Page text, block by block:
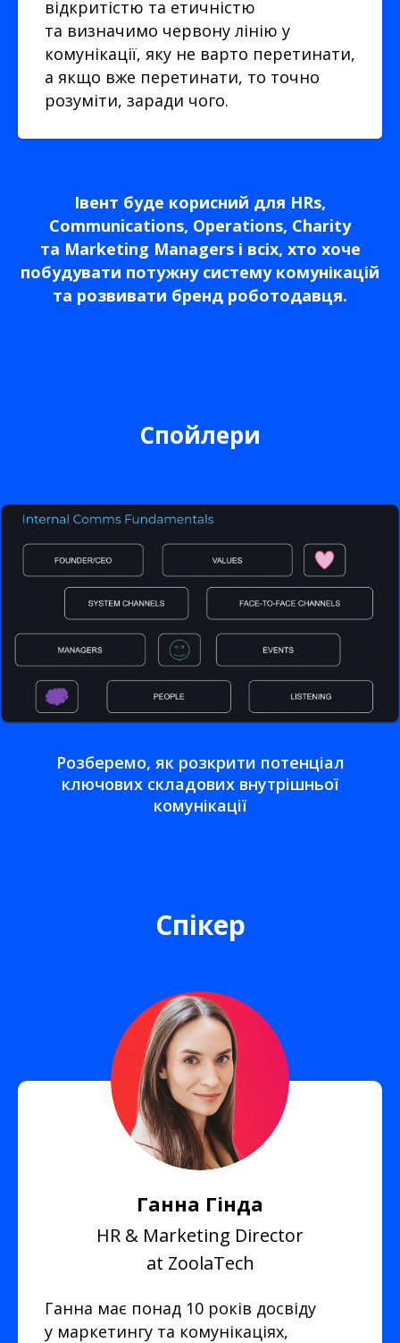
відкритістю та етичністю
та визначимо червону лінію у
комунікації, яку не варто перетинати,
а якщо вже перетинати, то точно
розуміти, заради чого.
Івент буде корисний для HRs,
Communications, Operations, Charity
та Marketing Managers і всіх, хто хоче
побудувати потужну систему комунікацій
та розвивати бренд роботодавця.
Спойлери
Розберемо, як розкрити потенціал
ключових складових внутрішньої
комунікації
Спікер
Ганна Гінда
HR & Marketing Director
at ZoolaTech
Ганна має понад 10 років досвіду
у маркетингу та комунікаціях,